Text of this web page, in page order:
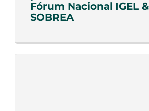
Fórum Nacional IGEL &
SOBREA